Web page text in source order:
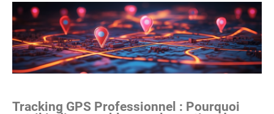
Tracking GPS Professionnel : Pourquoi